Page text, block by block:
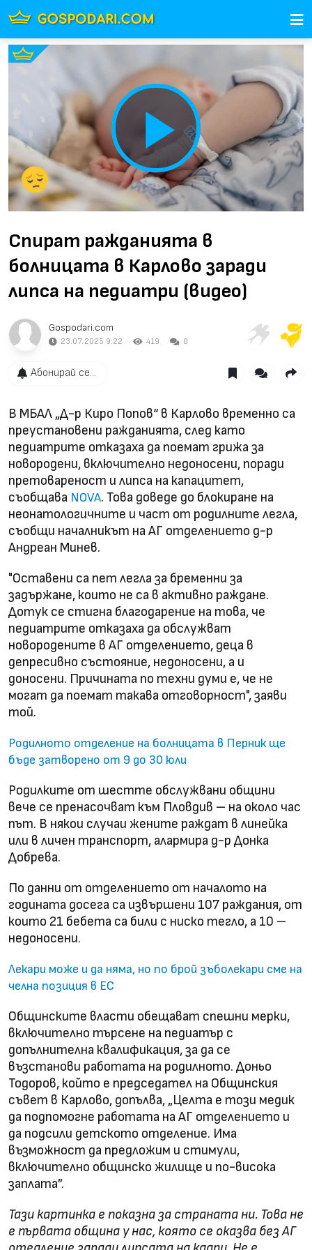
Play
Video
Спират ражданията в
болницата в Карлово заради
липса на педиатри (видео)
Gospodari.com
23.07.2025 9:22 419 0
Абонирай се...
В МБАЛ „Д-р Киро Попов“ в Карлово временно са
преустановени ражданията, след като
педиатрите отказаха да поемат грижа за
новородени, включително недоносени, поради
претовареност и липса на капацитет,
съобщава NOVA. Това доведе до блокиране на
неонатологичните и част от родилните легла,
съобщи началникът на АГ отделението д-р
Андреан Минев.
"Оставени са пет легла за бременни за
задържане, които не са в активно раждане.
Дотук се стигна благодарение на това, че
педиатрите отказаха да обслужват
новородените в АГ отделението, деца в
депресивно състояние, недоносени, а и
доносени. Причината по техни думи е, че не
могат да поемат такава отговорност", заяви
той.
Родилното отделение на болницата в Перник ще
бъде затворено от 9 до 30 юли
Родилките от шестте обслужвани общини
вече се пренасочват към Пловдив – на около час
път. В някои случаи жените раждат в линейка
или в личен транспорт, алармира д-р Донка
Добрева.
По данни от отделението от началото на
годината досега са извършени 107 раждания, от
които 21 бебета са били с ниско тегло, а 10 –
недоносени.
Лекари може и да няма, но по брой зъболекари сме на
челна позиция в ЕС
Общинските власти обещават спешни мерки,
включително търсене на педиатър с
допълнителна квалификация, за да се
възстанови работата на родилното. Доньо
Тодоров, който е председател на Общинския
съвет в Карлово, допълва, „Целта е този медик
да подпомогне работата на АГ отделението и
да подсили детското отделение. Има
възможност да предложим и стимули,
включително общинско жилище и по-висока
заплата”.
Тази картинка е показна за страната ни. Това не
е първата община у нас, която се оказва без АГ